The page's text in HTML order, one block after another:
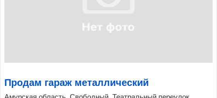
Продам гараж металлический